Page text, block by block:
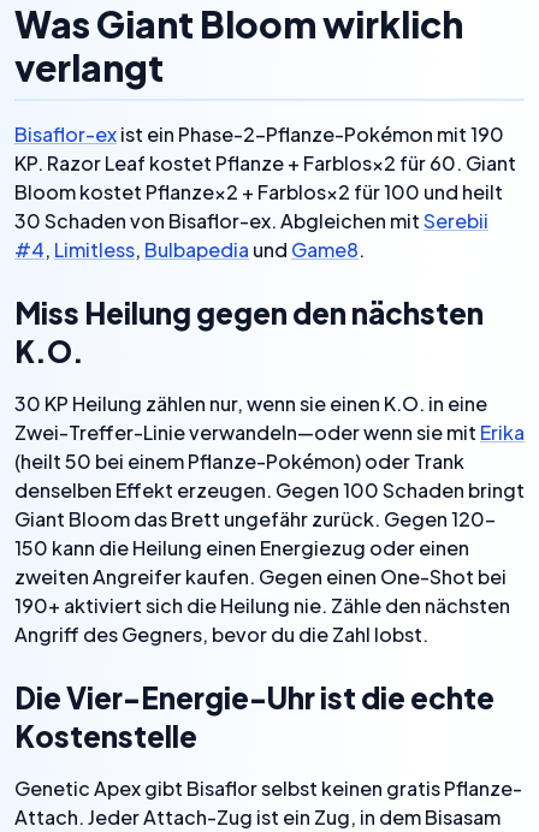
Was Giant Bloom wirklich
verlangt
Bisaflor-exist ein Phase-2-Pflanze-Pokémon mit 190
KP. Razor Leaf kostet Pflanze + Farblos×2 für 60. Giant
Bloom kostet Pflanze×2 + Farblos×2 für 100 und heilt
30 Schaden von Bisaflor-ex. Abgleichen mitSerebii
#4, Limitless, Bulbapedia und Game8.
Miss Heilung gegen den nächsten
K.O.
30 KP Heilung zählen nur, wenn sie einen K.O. in eine
Zwei-Treffer-Linie verwandeln—oder wenn sie mit Erika
(heilt 50 bei einem Pflanze-Pokémon) oder Trank
denselben Effekt erzeugen. Gegen 100 Schaden bringt
Giant Bloom das Brett ungefähr zurück. Gegen 120–
150 kann die Heilung einen Energiezug oder einen
zweiten Angreifer kaufen. Gegen einen One-Shot bei
190+ aktiviert sich die Heilung nie. Zähle den nächsten
Angriff des Gegners, bevor du die Zahl lobst.
Die Vier-Energie-Uhr ist die echte
Kostenstelle
Genetic Apex gibt Bisaflor selbst keinen gratis Pflanze-
Attach. Jeder Attach-Zug ist ein Zug, in dem Bisasam